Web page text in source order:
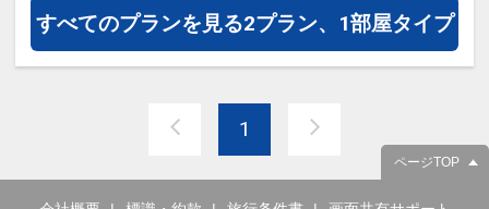
すべてのプランを見る2プラン、1部屋タイプ
1
ページTOP